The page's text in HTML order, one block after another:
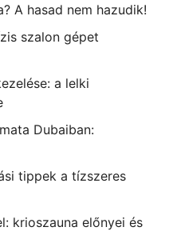
A hasad nem hazudik!
szalon gépet
a lelki
Dubaiban:
tippek a tízszeres
krioszauna előnyei és